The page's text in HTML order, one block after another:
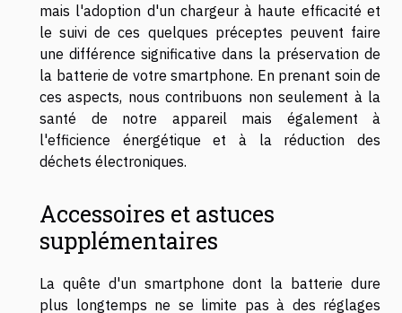
mais l'adoption d'un chargeur à haute efficacité et
le suivi de ces quelques préceptes peuvent faire
une différence significative dans la préservation de
la batterie de votre smartphone. En prenant soin de
ces aspects, nous contribuons non seulement à la
santé de notre appareil mais également à
l'efficience énergétique et à la réduction des
déchets électroniques.
Accessoires et astuces
supplémentaires
La quête d'un smartphone dont la batterie dure
plus longtemps ne se limite pas à des réglages